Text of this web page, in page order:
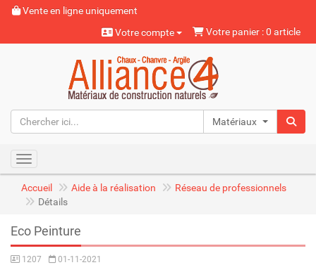
Vente en ligne uniquement
Votre compte
Votre panier : 0 article
Matériaux naturels
Toggle navigation
Accueil Aide à la réalisation
Réseau de professionnels
Détails
Eco Peinture
1207 01-11-2021